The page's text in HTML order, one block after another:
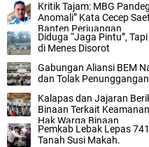
Kritik Tajam: MBG
Anomali” Kata Cecep
Banten Perjuangan
Diduga “Jaga Pintu”,
di Menes Disorot
Gabungan Aliansi BEM
dan Tolak
Kalapas dan Jajaran
Binaan Terkait
Hak Warga Binaan
Pemkab Lebak Lepas
Tanah Susi Makah.